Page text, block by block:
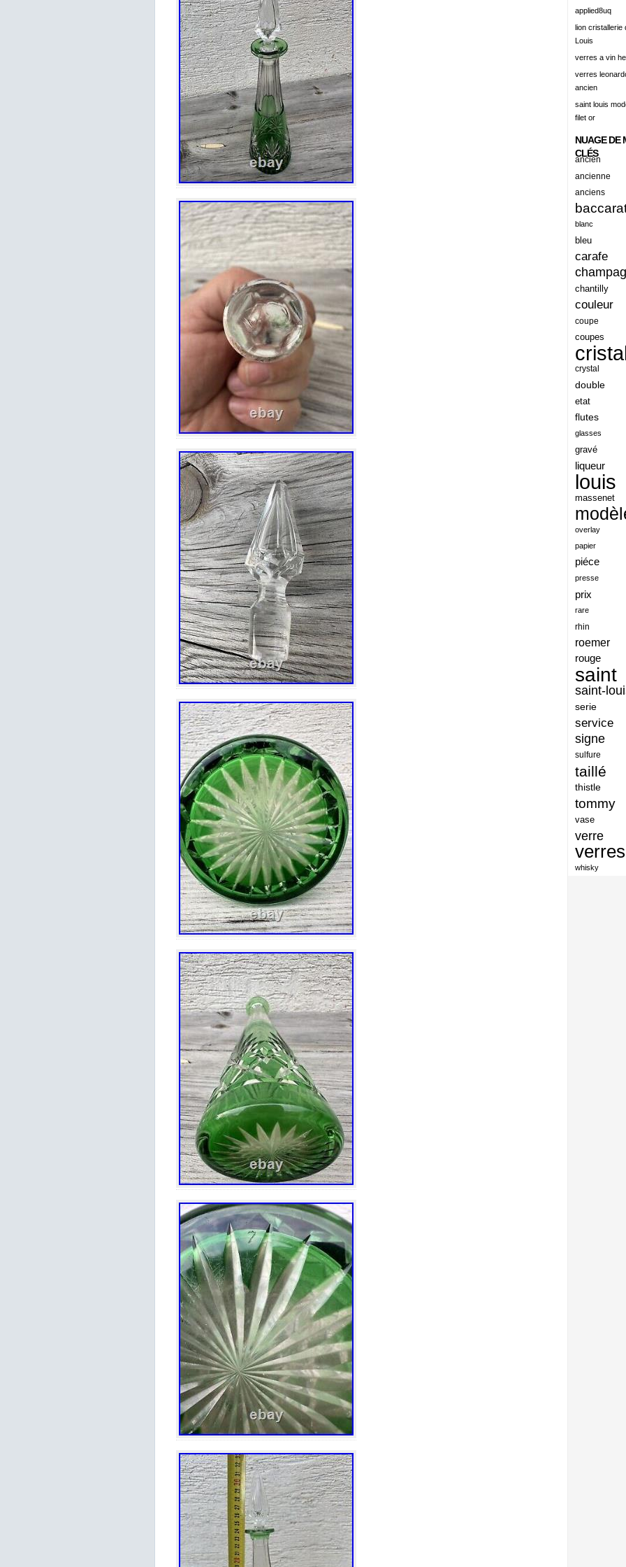
alisation
amazing
america
amiante
ancien
ancienes
ancienne
anciennes
anciens
ancient
anecdotes
angeles
angoul
animaux
antique
antiquite
apollo
applaudis
arch
architecture
ariel
armonica
arta
artisanat
arts
assiette
assiettes
atelier
atsunobu
authentique
aventures
baccarat
applied8uq
lion cristallerie
Louis
verres a vin
verres
ancien
saint louis
filet or
NUAGE DE
CLÉS
ancien
ancienne
anciens
blanc
bleu
carafe
chantilly
couleur
coupe
coupes
crystal
double
etat
flutes
glasses
gravé
liqueur
louis
massenet
overlay
papier
piéce
presse
prix
rare
rhin
roemer
rouge
saint
saint-
serie
service
signe
sulfure
taillé
thistle
tommy
vase
verre
verres
whisky